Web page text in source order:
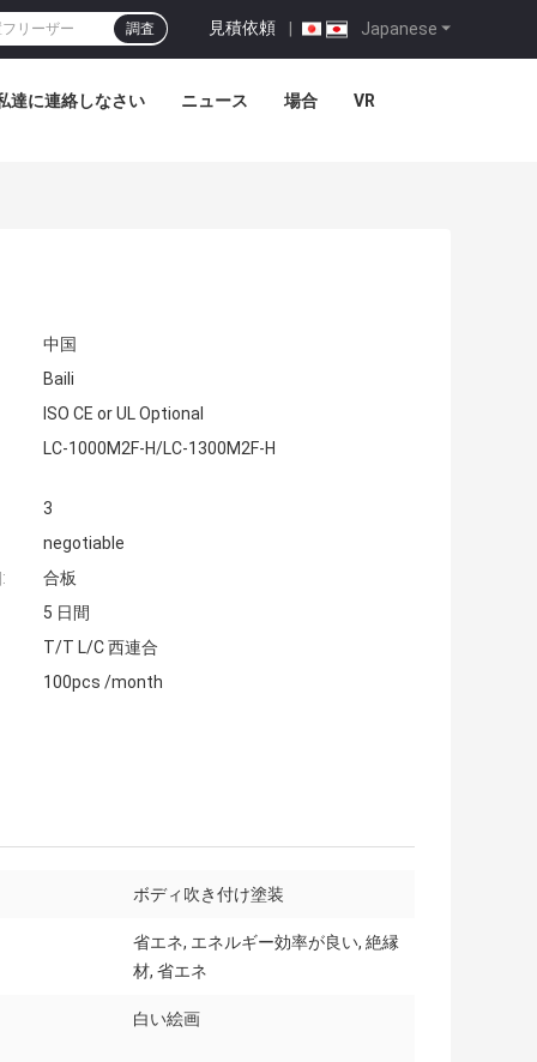
Japanese
見積依頼 |
調査
達に連絡しなさい ニュース 場合 VR
中国
Baili
ISO CE or UL Optional
LC-1000M2F-H/LC-1300M2F-H
3
negotiable
合板
5 日間
T/T L/C 西連合
100pcs /month
ボディ吹き付け塗装
省エネ, エネルギー効率が良い, 絶縁
材, 省エネ
白い絵画